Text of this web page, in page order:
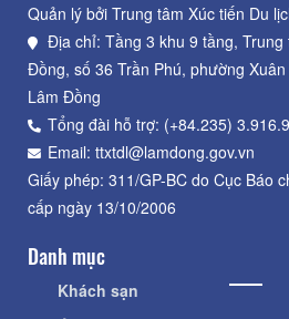
Quản lý bởi Trung tâm Xúc tiến Du
Địa chỉ: Tầng 3 khu 9 tầng,
Đồng, số 36 Trần Phú, phường
Lâm Đồng
Tổng đài hỗ trợ: (+84.235)
Email: ttxtdl@lamdong.gov.vn
Giấy phép: 311/GP-BC do Cục Báo
cấp ngày 13/10/2006
Danh mục
Khách sạn